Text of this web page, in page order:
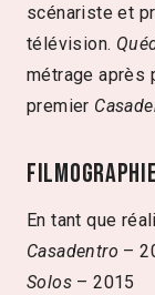
scénariste et
télévision.
métrage après
premier
Filmographie
En tant que
Casadentro –
Solos – 2015